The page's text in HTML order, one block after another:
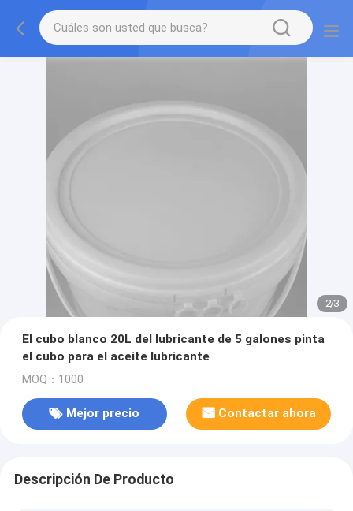
2/3
El cubo blanco 20L del lubricante de 5 galones pinta
el cubo para el aceite lubricante
MOQ：1000
Mejor precio Contactar ahora
Descripción De Producto